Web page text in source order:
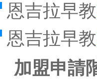
恩吉拉早教
恩吉拉早教
加盟申請